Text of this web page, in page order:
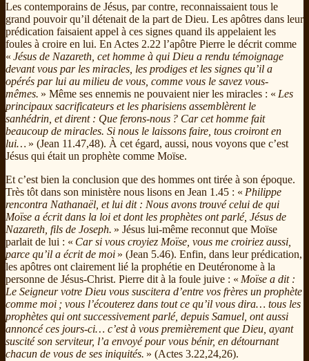
Les contemporains de Jésus, par contre, reconnaissaient tous le
grand pouvoir qu’il détenait de la part de Dieu. Les apôtres dans leur
prédication faisaient appel à ces signes quand ils appelaient les
foules à croire en lui. En Actes 2.22 l’apôtre Pierre le décrit comme
« Jésus de Nazareth, cet homme à qui Dieu a rendu témoignage
devant vous par les miracles, les prodiges et les signes qu’il a
opérés par lui au milieu de vous, comme vous le savez vous-
mêmes. » Même ses ennemis ne pouvaient nier les miracles : « Les
principaux sacrificateurs et les pharisiens assemblèrent le
sanhédrin, et dirent : Que ferons-nous ? Car cet homme fait
beaucoup de miracles. Si nous le laissons faire, tous croiront en
lui… » (Jean 11.47,48). À cet égard, aussi, nous voyons que c’est
Jésus qui était un prophète comme Moïse.
Et c’est bien la conclusion que des hommes ont tirée à son époque.
Très tôt dans son ministère nous lisons en Jean 1.45 : « Philippe
rencontra Nathanaël, et lui dit : Nous avons trouvé celui de qui
Moïse a écrit dans la loi et dont les prophètes ont parlé, Jésus de
Nazareth, fils de Joseph. » Jésus lui-même reconnut que Moïse
parlait de lui : « Car si vous croyiez Moïse, vous me croiriez aussi,
parce qu’il a écrit de moi » (Jean 5.46). Enfin, dans leur prédication,
les apôtres ont clairement lié la prophétie en Deutéronome à la
personne de Jésus-Christ. Pierre dit à la foule juive : « Moïse a dit :
Le Seigneur votre Dieu vous suscitera d’entre vos frères un prophète
comme moi ; vous l’écouterez dans tout ce qu’il vous dira… tous les
prophètes qui ont successivement parlé, depuis Samuel, ont aussi
annoncé ces jours-ci… c’est à vous premièrement que Dieu, ayant
suscité son serviteur, l’a envoyé pour vous bénir, en détournant
chacun de vous de ses iniquités. » (Actes 3.22,24,26).